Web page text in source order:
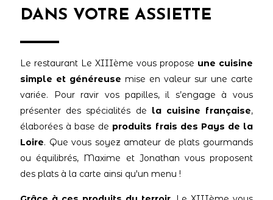
DANS VOTRE ASSIETTE
Le restaurant Le XIIIème vous propose une cuisine
simple et généreuse mise en valeur sur une carte
variée. Pour ravir vos papilles, il s’engage à vous
présenter des spécialités de la cuisine française,
élaborées à base de produits frais des Pays de la
Loire. Que vous soyez amateur de plats gourmands
ou équilibrés, Maxime et Jonathan vous proposent
des plats à la carte ainsi qu'un menu !